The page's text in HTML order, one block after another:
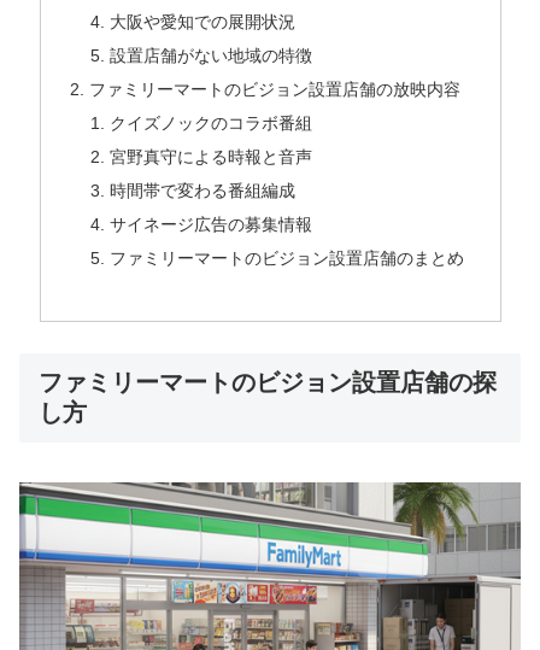
大阪や愛知での展開状況
設置店舗がない地域の特徴
ファミリーマートのビジョン設置店舗の放映内容
クイズノックのコラボ番組
宮野真守による時報と音声
時間帯で変わる番組編成
サイネージ広告の募集情報
ファミリーマートのビジョン設置店舗のまとめ
ファミリーマートのビジョン設置店舗の探
し方